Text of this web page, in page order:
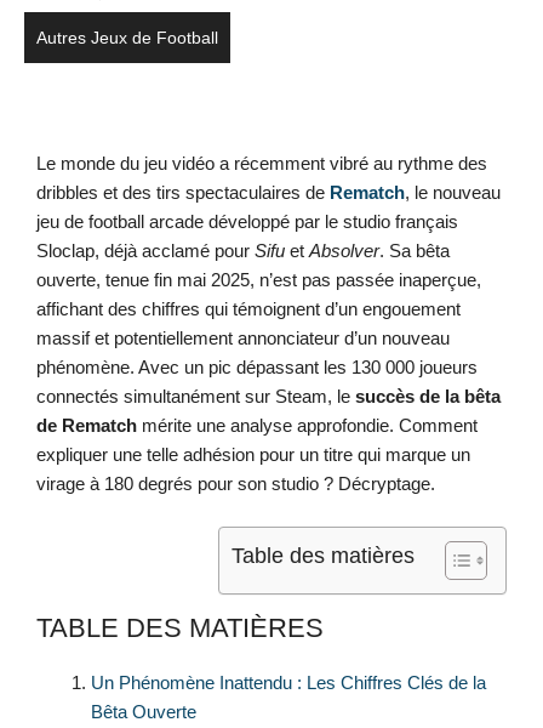
Autres Jeux de Football
Le monde du jeu vidéo a récemment vibré au rythme des
dribbles et des tirs spectaculaires de Rematch, le nouveau
jeu de football arcade développé par le studio français
Sloclap, déjà acclamé pour Sifu etAbsolver. Sa bêta
ouverte, tenue fin mai 2025, n’est pas passée inaperçue,
affichant des chiffres qui témoignent d’un engouement
massif et potentiellement annonciateur d’un nouveau
phénomène. Avec un pic dépassant les 130 000 joueurs
connectés simultanément sur Steam, le succès de la bêta
de Rematch mérite une analyse approfondie. Comment
expliquer une telle adhésion pour un titre qui marque un
virage à 180 degrés pour son studio ? Décryptage.
Table des matières
TABLE DES MATIÈRES
Un Phénomène Inattendu : Les Chiffres Clés de la
Bêta Ouverte